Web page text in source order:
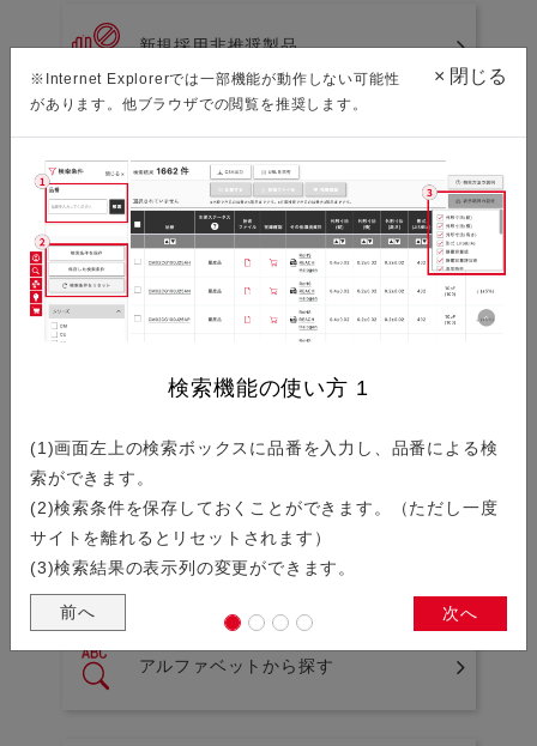
※Internet Explorerでは一部機能が動作しない可能性
があります。他ブラウザでの閲覧を推奨します。
× 閉じる
検索機能の使い方 1
(1)画面左上の検索ボックスに品番を入力し、品番による検
索ができます。
(2)検索条件を保存しておくことができます。（ただし一度
サイトを離れるとリセットされます）
(3)検索結果の表示列の変更ができます。
前へ 次へ
新規採用非推奨製品
環境資料ダウンロード
ISO/IATF認証取得状況
シリーズから探す
シリーズ名の一覧から製品を検索することができます。
アルファベットから探す